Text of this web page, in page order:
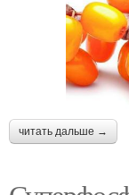
читать дальше →